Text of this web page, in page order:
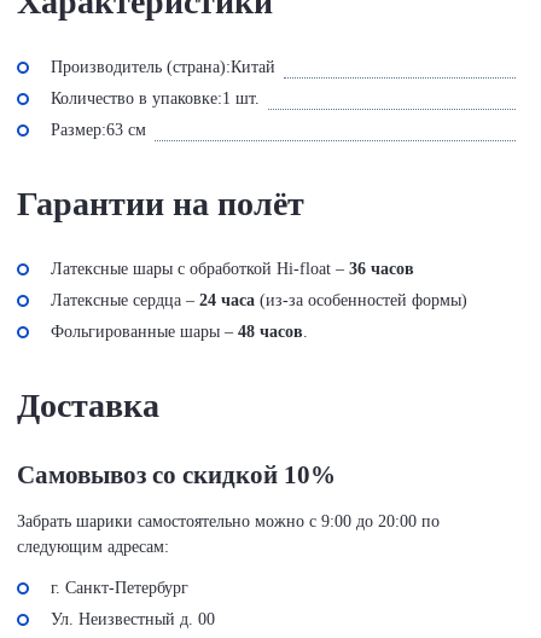
Производитель (страна):Китай
Количество в упаковке:1 шт.
Размер:63 см
Гарантии на полёт
Латексные шары с обработкой Hi-float – 36 часов
Латексные сердца – 24 часа (из-за особенностей формы)
Фольгированные шары – 48 часов
Доставка
Самовывоз со скидкой 10%
Забрать шарики самостоятельно можно с 9:00 до 20:00 по
следующим адресам:
г. Санкт-Петербург
Ул. Неизвестный д. 00